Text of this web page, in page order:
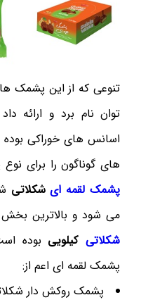
تنوعی که از این پشمک
توان نام برد و ارائه
اسانس های خوراکی
های گوناگون را برای
پشمک لقمه ایشکلاتی
می شود و بالاترین
شکلاتیکیلویی بوده
پشمک لقمه ای اعم از:
پشمک روکش دار